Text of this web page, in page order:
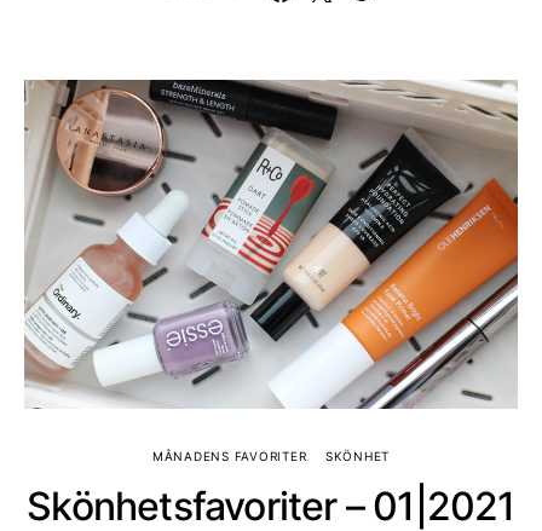
MÅNADENS FAVORITER SKÖNHET
Skönhetsfavoriter – 01|2021